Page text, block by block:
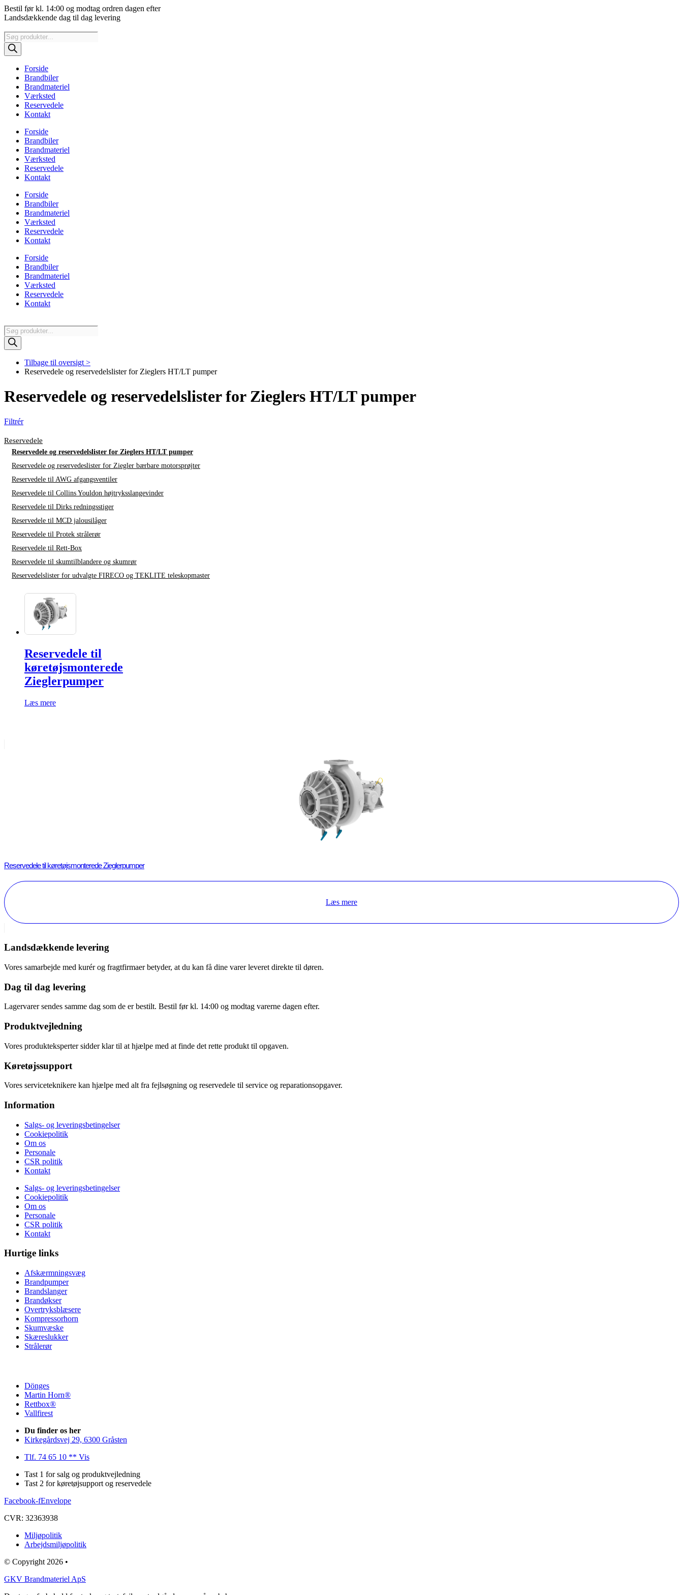
Videre
til
Bestil før kl. 14:00 og modtag ordren dagen efter
Landsdækkende dag til dag levering
Products
search
Forside
Brandbiler
Brandmateriel
Værksted
Reservedele
Kontakt
Forside
Brandbiler
Brandmateriel
Værksted
Reservedele
Kontakt
Forside
Brandbiler
Brandmateriel
Værksted
Reservedele
Kontakt
Forside
Brandbiler
Brandmateriel
Værksted
Reservedele
Kontakt
Products
search
Tilbage til oversigt >
Reservedele og reservedelslister for Zieglers HT/LT pumper
Reservedele og reservedelslister for Zieglers HT/LT pumper
Filtrér
Reservedele
Reservedele og reservedelslister for Zieglers HT/LT pumper
Reservedele og reservedeslister for Ziegler bærbare motorsprøjter
Reservedele til AWG afgangsventiler
Reservedele til Collins Youldon højtryksslangevinder
Reservedele til Dirks redningsstiger
Reservedele til MCD jalousilåger
Reservedele til Protek strålerør
Reservedele til Rett-Box
Reservedele til skumtilblandere og skumrør
Reservedelslister for udvalgte FIRECO og TEKLITE teleskopmaster
Reservedele til
køretøjsmonterede
Zieglerpumper
Læs mere
Reservedele til køretøjsmonterede Zieglerpumper
Læs mere
Landsdækkende levering
Vores samarbejde med kurér og fragtfirmaer betyder, at du kan få dine varer leveret direkte til døren.
Dag til dag levering
Lagervarer sendes samme dag som de er bestilt. Bestil før kl. 14:00 og modtag varerne dagen efter.
Produktvejledning
Vores produkteksperter sidder klar til at hjælpe med at finde det rette produkt til opgaven.
Køretøjssupport
Vores serviceteknikere kan hjælpe med alt fra fejlsøgning og reservedele til service og reparationsopgaver.
Information
Salgs- og leveringsbetingelser
Cookiepolitik
Om os
Personale
CSR politik
Kontakt
Salgs- og leveringsbetingelser
Cookiepolitik
Om os
Personale
CSR politik
Kontakt
Hurtige links
Afskærmningsvæg
Brandpumper
Brandslanger
Brandøkser
Overtryksblæsere
Kompressorhorn
Skumvæske
Skæreslukker
Strålerør
Dönges
Martin Horn®
Rettbox®
Vallfirest
Du finder os her
Kirkegårdsvej 29, 6300 Gråsten
Tlf. 74 65 10 ** Vis
Tast 1 for salg og produktvejledning
Tast 2 for køretøjsupport og reservedele
Facebook-fEnvelope
CVR: 32363938
Miljøpolitik
Arbejdsmiljøpolitik
© Copyright 2026 •
GKV Brandmateriel ApS